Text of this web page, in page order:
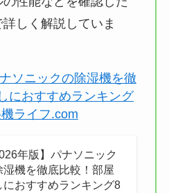
しく解説していま
ソニックの除湿機を徹
におすすめランキング
ライフ.com
年版】パナソニック
湿機を徹底比較！部屋
におすすめランキング8